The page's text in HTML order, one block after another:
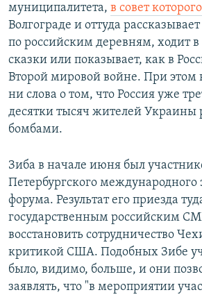
муниципалитета, в совет
Волгограде и оттуда
по российским деревням, ходит в
сказки или показывает, как в
Второй мировой войне. При этом
ни слова о том, что Россия уже
десятки тысяч жителей Украины
бомбами.
Зиба в начале июня был
Петербургского международного
форума. Результат его приезда
государственным российским
восстановить сотрудничество
критикой США. Подобных Зибе
было, видимо, больше, и они
заявлять, что "в мероприятии